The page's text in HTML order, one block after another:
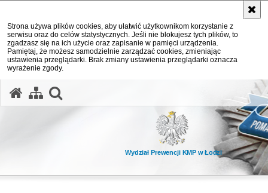
Strona używa plików cookies, aby ułatwić użytkownikom korzystanie z
serwisu oraz do celów statystycznych. Jeśli nie blokujesz tych plików, to
zgadzasz się na ich użycie oraz zapisanie w pamięci urządzenia.
Pamiętaj, że możesz samodzielnie zarządzać cookies, zmieniając
ustawienia przeglądarki. Brak zmiany ustawienia przeglądarki oznacza
wyrażenie zgody.
Wydział Prewencji KMP w Łodzi